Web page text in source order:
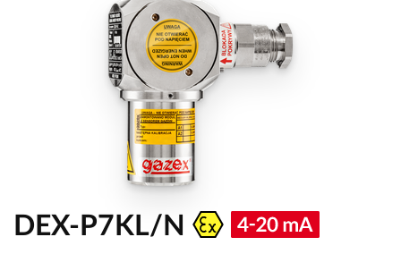
DEX-P7KL/N